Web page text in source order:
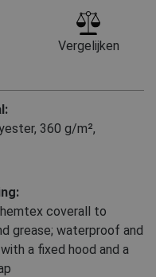
Vergelijken
360 g/m²,
coverall to
grease; waterproof and
a fixed hood and a